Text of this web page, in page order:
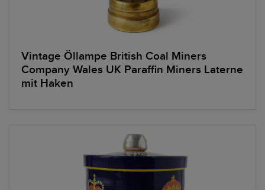
Vintage Öllampe British Coal Miners
Company Wales UK Paraffin Miners Laterne
mit Haken